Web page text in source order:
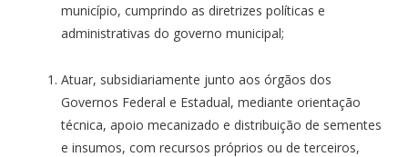
município, cumprindo as diretrizes políticas e
administrativas do governo municipal;
Atuar, subsidiariamente junto aos órgãos dos
Governos Federal e Estadual, mediante orientação
técnica, apoio mecanizado e distribuição de sementes
e insumos, com recursos próprios ou de terceiros,